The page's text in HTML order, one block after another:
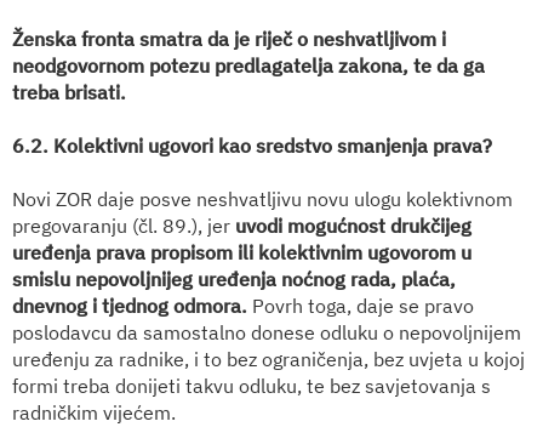
Ženska fronta smatra da je riječ o neshvatljivom i
neodgovornom potezu predlagatelja zakona, te da ga
treba brisati.
6.2. Kolektivni ugovori kao sredstvo smanjenja prava?
Novi ZOR daje posve neshvatljivu novu ulogu kolektivnom
pregovaranju (čl. 89.), jer uvodi mogućnost drukčijeg
uređenja prava propisom ili kolektivnim ugovorom u
smislu nepovoljnijeg uređenja noćnog rada, plaća,
dnevnog i tjednog odmora. Povrh toga, daje se pravo
poslodavcu da samostalno donese odluku o nepovoljnijem
uređenju za radnike, i to bez ograničenja, bez uvjeta u kojoj
formi treba donijeti takvu odluku, te bez savjetovanja s
radničkim vijećem.